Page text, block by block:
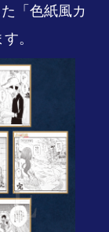
「色紙風カ
。